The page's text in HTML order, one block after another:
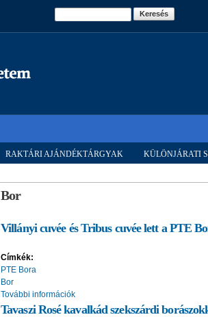
Ugrás a
tartalomra
Keresés
RAKTÁRI AJÁNDÉKTÁRGYAK KÜLÖNJÁRATI
Bor
Villányi cuvée és Tribus cuvée lett a PTE
Címkék:
PTE Bora
Bor
További információk
Tavaszi Rosé kavalkád szekszárdi